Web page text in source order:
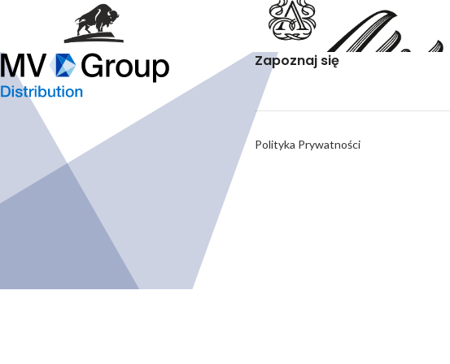
Zapoznaj się
Polityka Prywatności